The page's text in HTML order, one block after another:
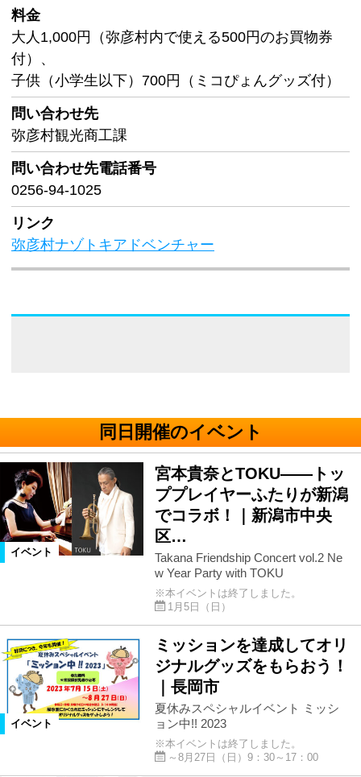
料金
大人1,000円（弥彦村内で使える500円のお買物券
付）、
子供（小学生以下）700円（ミコぴょんグッズ付）
問い合わせ先
弥彦村観光商工課
問い合わせ先電話番号
0256-94-1025
リンク
弥彦村ナゾトキアドベンチャー
同日開催のイベント
イベント
宮本貴奈とTOKU――トッ
ププレイヤーふたりが新潟
でコラボ！｜新潟市中央
区…
Takana Friendship Concert vol.2 Ne
w Year Party with TOKU
※本イベントは終了しました。
1月5日（日）
イベント
ミッションを達成してオリ
ジナルグッズをもらおう！
｜長岡市
夏休みスペシャルイベント ミッシ
ョン中!! 2023
※本イベントは終了しました。
～8月27日（日）9：30～17：00